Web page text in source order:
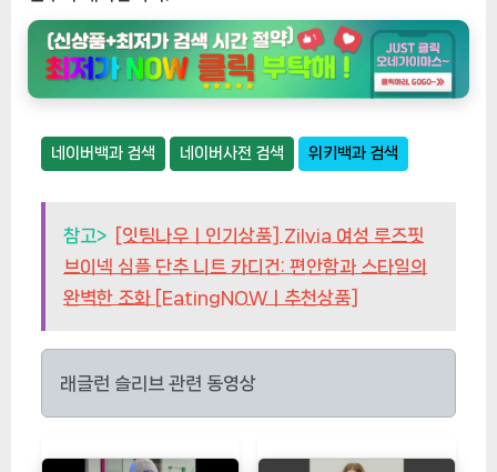
네이버백과 검색 네이버사전 검색 위키백과 검색
참고>
[잇팅나우ㅣ인기상품] Zilvia 여성 루즈핏
브이넥 심플 단추 니트 카디건: 편안함과 스타일의
완벽한 조화 [EatingNOWㅣ추천상품]
래글런 슬리브 관련 동영상